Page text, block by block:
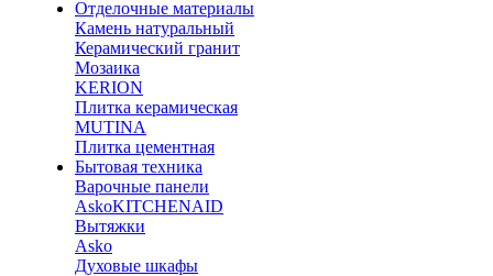
Отделочные материалы
Камень натуральный
Керамический гранит
Мозаика
KERION
Плитка керамическая
MUTINA
Плитка цементная
Бытовая техника
Варочные панели
AskoKITCHENAID
Вытяжки
Asko
Духовые шкафы